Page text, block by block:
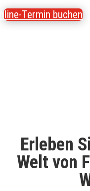
Termin buchen
Erleben
Welt von